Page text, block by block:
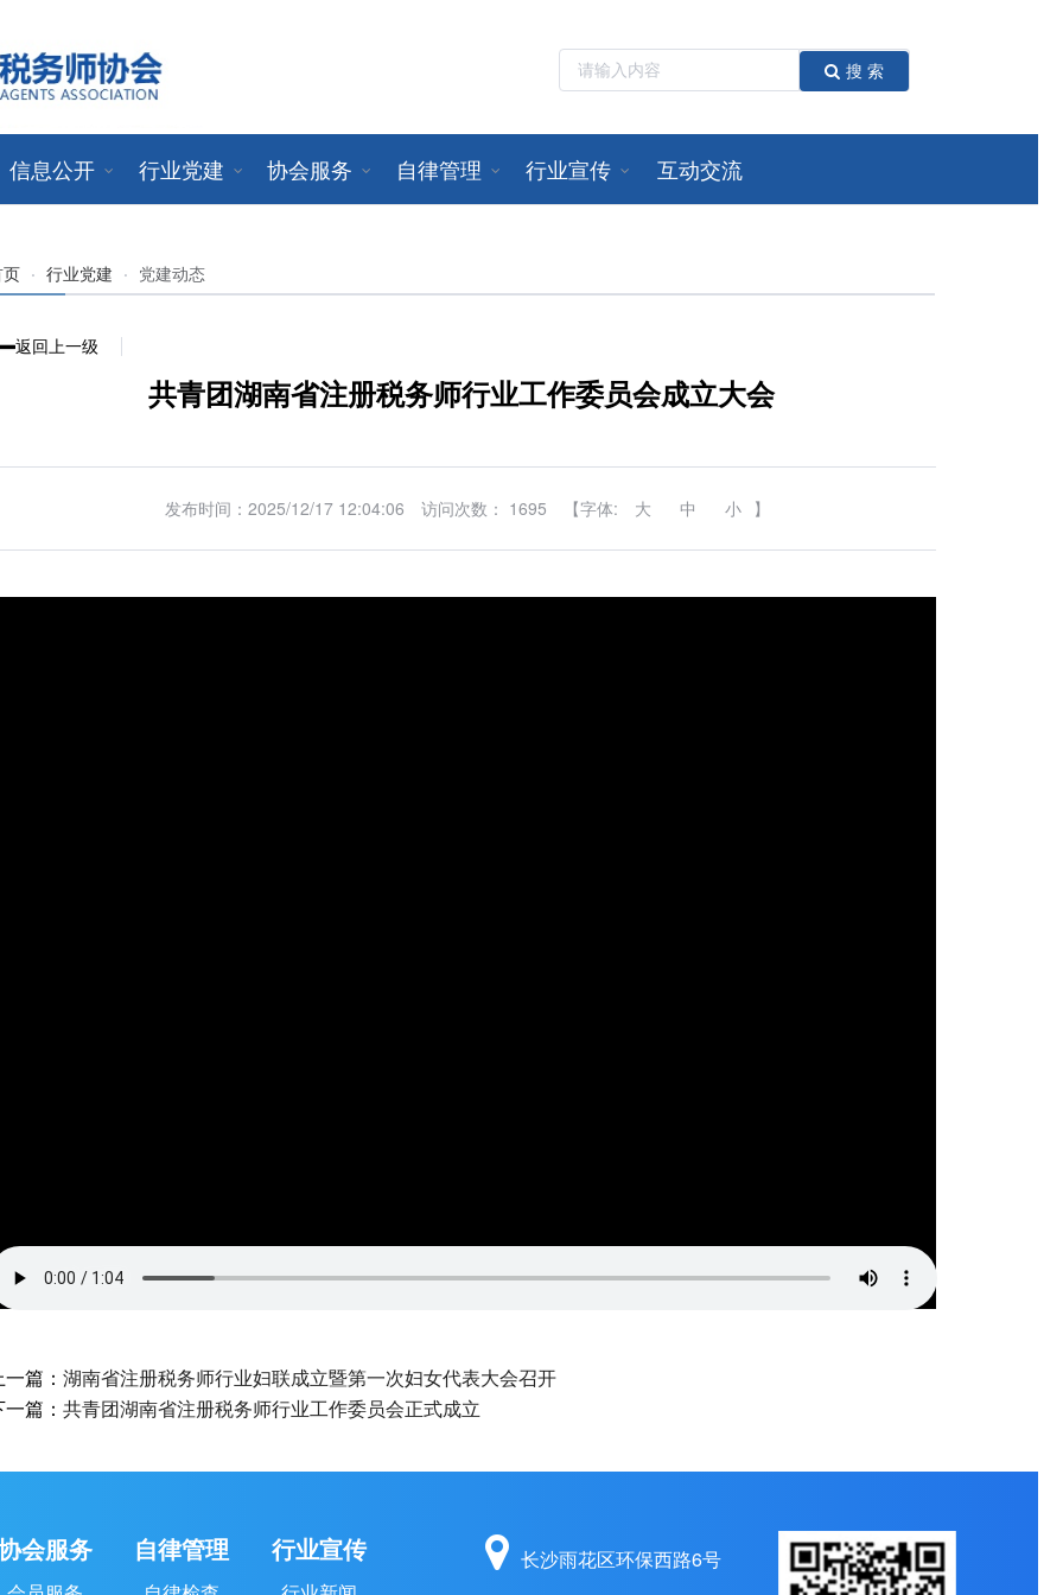
搜 索
信息公开 行业党建 协会服务 自律管理 行业宣传 互动交流
· 行业党建 · 党建动态
返回上一级
共青团湖南省注册税务师行业工作委员会成立大会
发布时间：2025/12/17 12:04:06 访问次数： 1695 【字体: 大 中 小 】
篇： 湖南省注册税务师行业妇联成立暨第一次妇女代表大会召开
篇： 共青团湖南省注册税务师行业工作委员会正式成立
会服务 自律管理 行业宣传 长沙雨花区环保西路6号